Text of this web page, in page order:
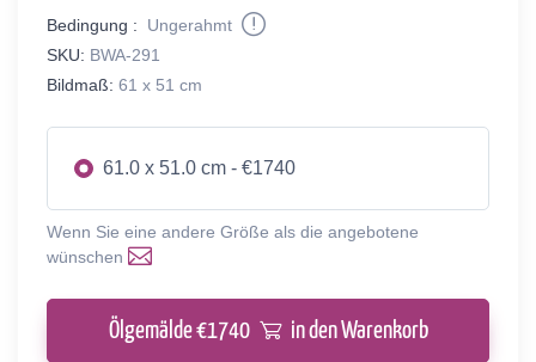
Bedingung :
Ungerahmt
SKU: BWA-291
Bildmaß: 61 x 51 cm
61.0 x 51.0 cm - €1740
Wenn Sie eine andere Größe als die angebotene
wünschen
Ölgemälde €1740 in den Warenkorb